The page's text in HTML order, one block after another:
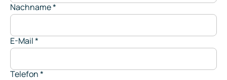
Nachname*
E-Mail*
Telefon*